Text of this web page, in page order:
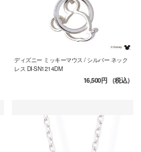
ディズニー ミッキーマウス / シルバー ネック
レス DI-SN1214DM
16,500円（税込）